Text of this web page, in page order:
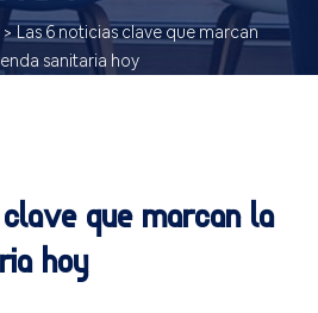
Las 6 noticias clave que marcan
sanitaria hoy
que marcan la
hoy